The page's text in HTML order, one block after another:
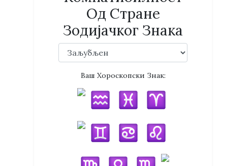
Од Стране
Зодијачког Знака
Ваш Хороскопски Знак: